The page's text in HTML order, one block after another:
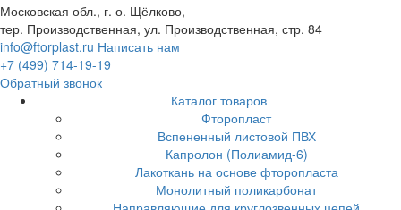
Московская обл., г. о. Щёлково,
тер. Производственная, ул. Производственная, стр. 84
info@ftorplast.ru Написать нам
+7 (499) 714-19-19
Обратный звонок
Каталог товаров
Фторопласт
Вспененный листовой ПВХ
Капролон (Полиамид-6)
Лакоткань на основе фторопласта
Монолитный поликарбонат